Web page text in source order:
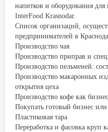
напитков и оборудования
InterFood Krasnodar.
Список организаций,
предпринимателей в
Производство чая
Производство приправ и
Производство пельменей:
Производство макаронных
открытия цеха
Производство кофе как бизнес
Покупать готовый бизнес или
Пластиковая тара
Переработка и фасовка круп